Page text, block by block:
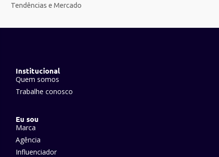
Tendências e Mercado
Institucional
Quem somos
Trabalhe conosco
Eu sou
Marca
Agência
Influenciador